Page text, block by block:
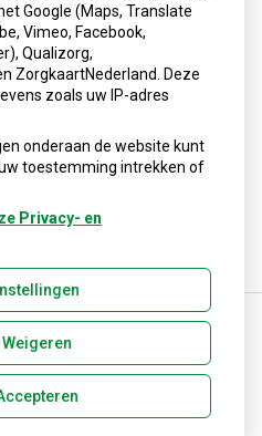
Online |Beheer
instellingen
Google (Maps, Translate
Vimeo, Facebook,
Qualizorg,
ZorgkaartNederland. Deze
zoals uw IP-adres
onderaan de website kunt
toestemming intrekken of
Privacy- en
Instellingen
Weigeren